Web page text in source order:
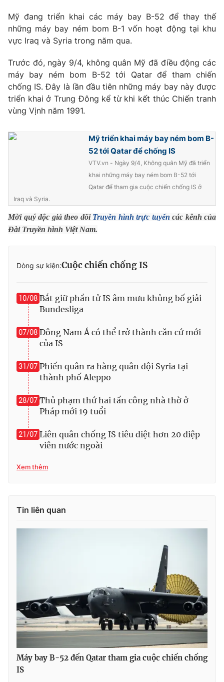
Phim VTV
Hậu trường
Khán giả
Giải sao mai
Giải trí
Điện ảnh
Âm nhạc
Sao
Du lịch
Làm đẹp
Chất lượng cuộc sống
Giáo dục
Tuyển sinh
Công nghệ
Giao lưu trực tuyến
Chuyên mục khác
Emagazine Podcast
VTV Money
VTV Sức khoẻ Bất động sản
Thị trường 24h Tấm lòng Việt
VTV4 Vươn mình bằng AI
VTV9
THỜI BÁO VTV
Đài Truyền hình Việt Nam
Cơ quan báo chí:Thời báo VTV
Giấy phép hoạt động báo in và báo điện tử số 483/GP-BTTTT
cấp ngày 29/12/2023
Tổng Biên tập:Vũ Thanh Thủy
Phó Tổng Biên tập:Nguyễn Thị Mỹ Hạnh, Phạm Quốc Thắng,
Nguyễn Trọng Ninh
Tổng đài VTV:
Mỹ đang triển khai các máy bay B-52 để thay thế
những máy bay ném bom B-1 vốn hoạt động tại khu
vực Iraq và Syria trong năm qua.
Trước đó, ngày 9/4, không quân Mỹ đã điều động các
máy bay ném bom B-52 tới Qatar để tham chiến
chống IS. Đây là lần đầu tiên những máy bay này được
triển khai ở Trung Đông kể từ khi kết thúc Chiến tranh
vùng Vịnh năm 1991.
Mỹ triển khai máy bay ném bom B-
52 tới Qatar để chống IS
VTV.vn - Ngày 9/4, Không quân Mỹ đã triển
khai những máy bay ném bom B-52 tới
Qatar để tham gia cuộc chiến chống IS ở
Iraq và Syria.
Mời quý độc giả theo dõi Truyền hình trực tuyến các kênh của
Đài Truyền hình Việt Nam.
Dòng sự kiện:Cuộc chiến chống IS
10/08 Bắt giữ phần tử IS âm mưu khủng bố giải
Bundesliga
07/08 Đông Nam Á có thể trở thành căn cứ mới
của IS
31/07 Phiến quân ra hàng quân đội Syria tại
thành phố Aleppo
28/07 Thủ phạm thứ hai tấn công nhà thờ ở
Pháp mới 19 tuổi
21/07 Liên quân chống IS tiêu diệt hơn 20 điệp
viên nước ngoài
Xem thêm
Tin liên quan
Máy bay B-52 đến Qatar tham gia cuộc chiến chống
IS